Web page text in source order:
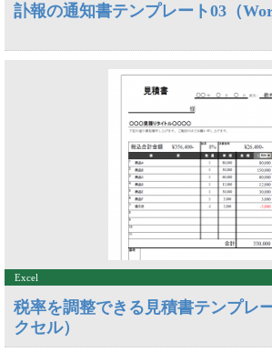
訃報の通知書テンプレート03（
Excel
税率を調整できる見積書テンプレ
クセル）